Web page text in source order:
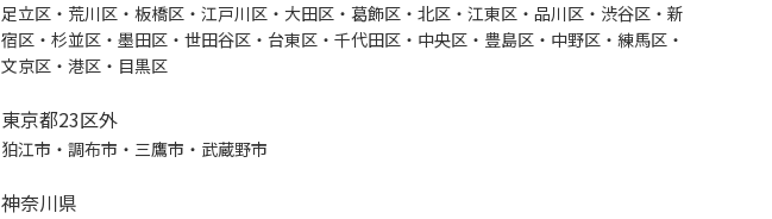
足立区・荒川区・板橋区・江戸川区・大田区・葛飾区・北区・江東区・品川区・渋谷区・新
宿区・杉並区・墨田区・世田谷区・台東区・千代田区・中央区・豊島区・中野区・練馬区・
文京区・港区・目黒区
東京都23区外
狛江市・調布市・三鷹市・武蔵野市
神奈川県